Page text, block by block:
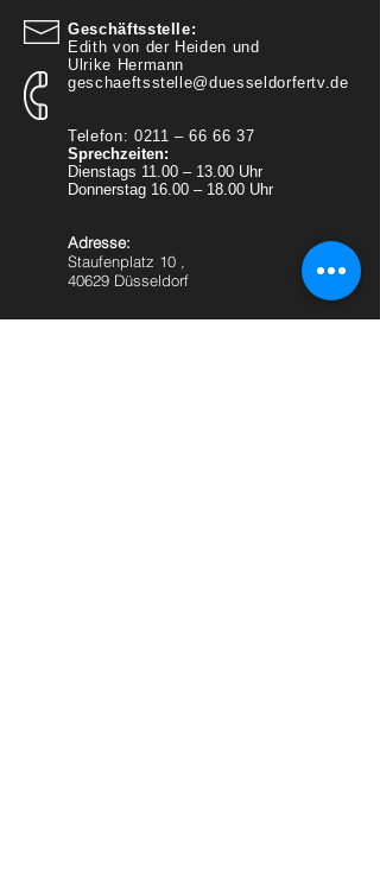
Geschäftsstelle:
Edith von der Heiden und
Ulrike Hermann
geschaeftsstelle@duesseldorfertv.de
Telefon: 0211 – 66 66 37
Sprechzeiten:
Dienstags 11.00 – 13.00 Uhr
Donnerstag 16.00 – 18.00 Uhr
Adresse:
Staufenplatz 10 ,
40629 Düsseldorf